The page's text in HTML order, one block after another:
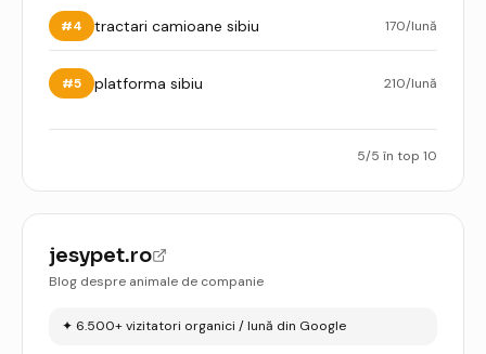
#4 tractari camioane sibiu 170/lună
#5 platforma sibiu 210/lună
5/5 în top 10
jesypet.ro
Blog despre animale de companie
✦ 6.500+ vizitatori organici / lună din Google